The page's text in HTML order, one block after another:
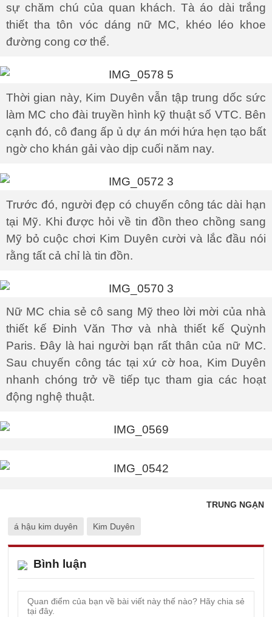
sự chăm chú của quan khách. Tà áo dài trắng
thiết tha tôn vóc dáng nữ MC, khéo léo khoe
đường cong cơ thể.
Thời gian này, Kim Duyên vẫn tập trung dốc sức
làm MC cho đài truyền hình kỹ thuật số VTC. Bên
cạnh đó, cô đang ấp ủ dự án mới hứa hẹn tạo bất
ngờ cho khán gải vào dịp cuối năm nay.
Trước đó, người đẹp có chuyến công tác dài hạn
tại Mỹ. Khi được hỏi về tin đồn theo chồng sang
Mỹ bỏ cuộc chơi Kim Duyên cười và lắc đầu nói
rằng tất cả chỉ là tin đồn.
Nữ MC chia sẻ cô sang Mỹ theo lời mời của nhà
thiết kế Đinh Văn Thơ và nhà thiết kế Quỳnh
Paris. Đây là hai người bạn rất thân của nữ MC.
Sau chuyến công tác tại xứ cờ hoa, Kim Duyên
nhanh chóng trở về tiếp tục tham gia các hoạt
động nghệ thuật.
TRUNG NGẠN
á hậu kim duyên Kim Duyên
Bình luận